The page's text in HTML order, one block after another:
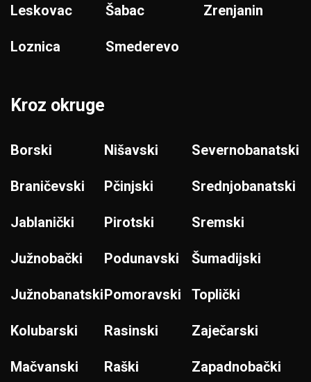
Leskovac
Loznica
Šabac
Smederevo
Zrenjanin
Kroz okruge
Borski
Braničevski
Jablanički
Južnobački
Južnobanatski
Kolubarski
Mačvanski
Nišavski
Pčinjski
Pirotski
Podunavski
Pomoravski
Rasinski
Raški
Severnobanatski
Srednjobanatski
Sremski
Šumadijski
Toplički
Zaječarski
Zapadnobački